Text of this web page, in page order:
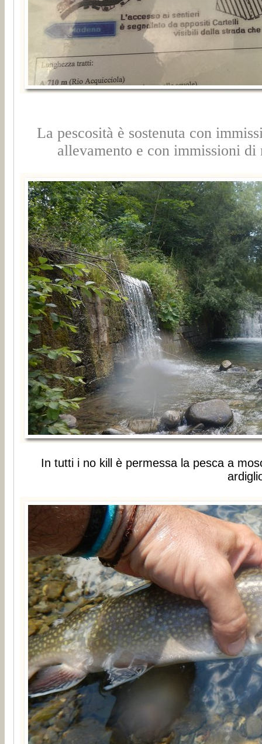
La pescosità è sostenuta con
allevamento e con immissioni
In tutti i no kill è permessa la pesca a